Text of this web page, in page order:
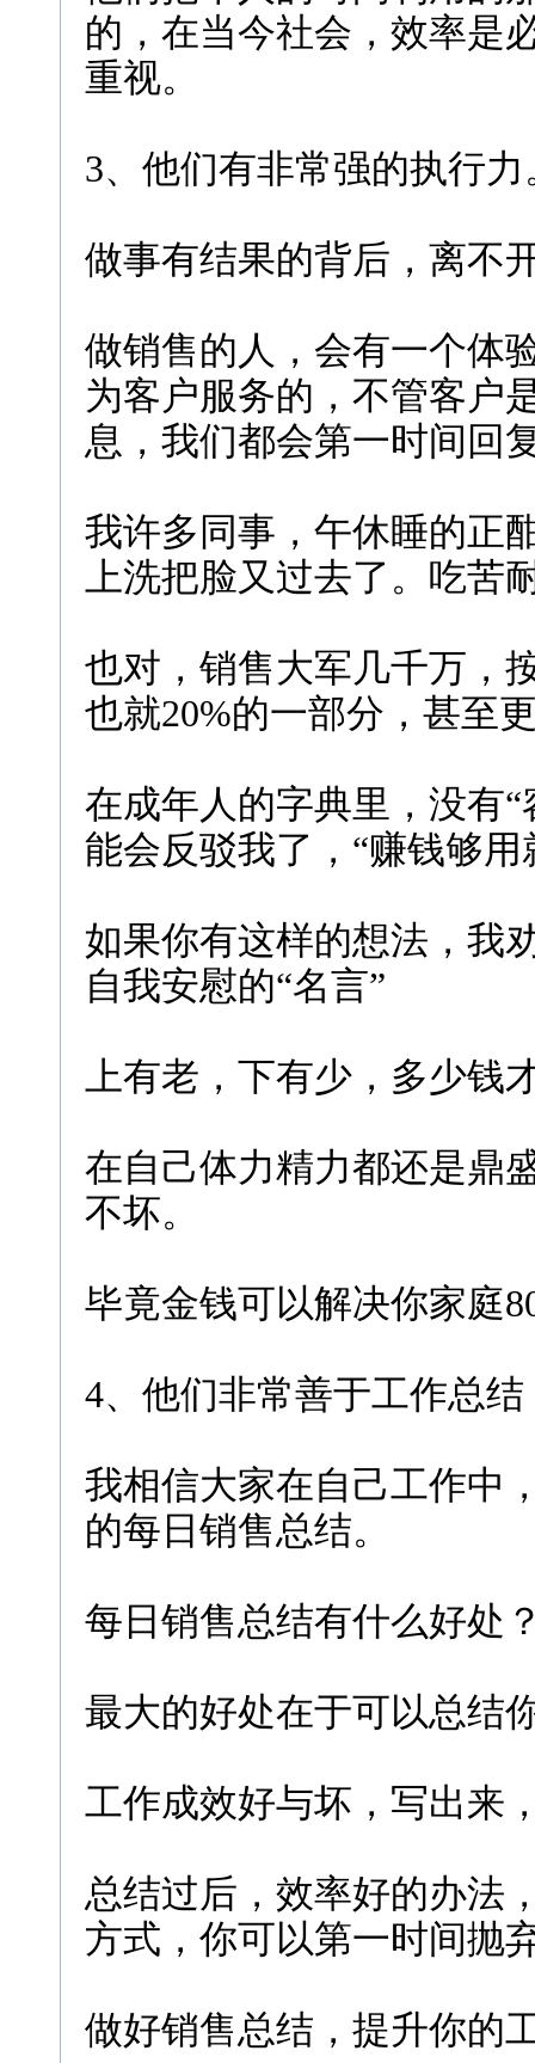
的，在当今社会，效率是
重视。
3、他们有非常强的执行力
做事有结果的背后，离不
做销售的人，会有一个体
为客户服务的，不管客户
息，我们都会第一时间回
我许多同事，午休睡的正
上洗把脸又过去了。吃苦
也对，销售大军几千万，
也就20%的一部分，甚至
在成年人的字典里，没有
能会反驳我了，“赚钱够
如果你有这样的想法，我
自我安慰的“名言”
上有老，下有少，多少钱
在自己体力精力都还是鼎
不坏。
毕竟金钱可以解决你家庭
4、他们非常善于工作总结
我相信大家在自己工作中
的每日销售总结。
每日销售总结有什么好处
最大的好处在于可以总结
工作成效好与坏，写出来
总结过后，效率好的办法
方式，你可以第一时间抛
做好销售总结，提升你的